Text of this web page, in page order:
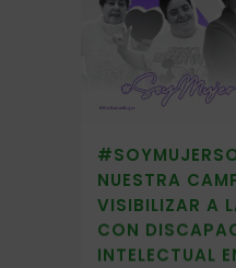
NUESTRA
VISIBILIZAR A
CON
INTELECTUAL